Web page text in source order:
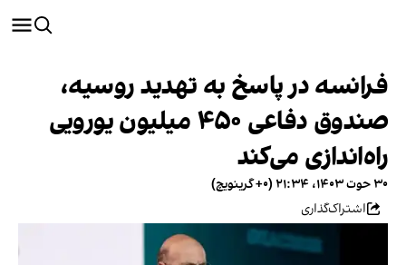
فرانسه در پاسخ به تهدید روسیه،
صندوق دفاعی ۴۵۰ میلیون یورویی
راه‌اندازی می‌کند
۳۰ حوت ۱۴۰۳، ۲۱:۳۴ (‎+۰ گرینویچ)
اشتراک‌گذاری